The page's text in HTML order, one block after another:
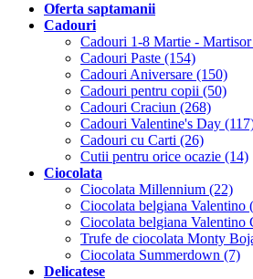
Oferta saptamanii
Cadouri
Cadouri 1-8 Martie -
Cadouri Paste (154)
Cadouri Aniversare (150)
Cadouri pentru copii (50)
Cadouri Craciun (268)
Cadouri Valentine's Day
Cadouri cu Carti (26)
Cutii pentru orice ocazie (14)
Ciocolata
Ciocolata Millennium (22)
Ciocolata belgiana Valentino
Ciocolata belgiana Valentino
Trufe de ciocolata Monty
Ciocolata Summerdown (7)
Delicatese